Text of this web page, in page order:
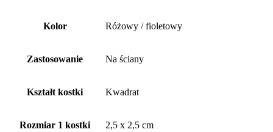
Kolor Różowy / fioletowy
Zastosowanie Na ściany
Kształt kostki Kwadrat
Rozmiar 1 kostki 2,5 x 2,5 cm